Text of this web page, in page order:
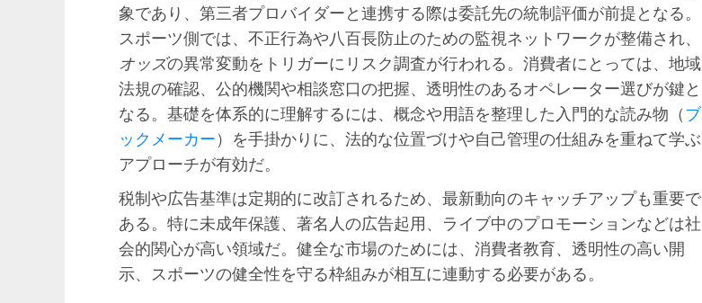
象であり、第三者プロバイダーと連携する際は委託先の統制評価が前提となる。
スポーツ側では、不正行為や八百長防止のための監視ネットワークが整備され、
オッズの異常変動をトリガーにリスク調査が行われる。消費者にとっては、地域
法規の確認、公的機関や相談窓口の把握、透明性のあるオペレーター選びが鍵と
なる。基礎を体系的に理解するには、概念や用語を整理した入門的な読み物（ブ
ックメーカー）を手掛かりに、法的な位置づけや自己管理の仕組みを重ねて学ぶ
アプローチが有効だ。
税制や広告基準は定期的に改訂されるため、最新動向のキャッチアップも重要で
ある。特に未成年保護、著名人の広告起用、ライブ中のプロモーションなどは社
会的関心が高い領域だ。健全な市場のためには、消費者教育、透明性の高い開
示、スポーツの健全性を守る枠組みが相互に連動する必要がある。